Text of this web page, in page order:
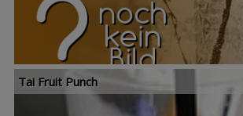
Tai Fruit Punch